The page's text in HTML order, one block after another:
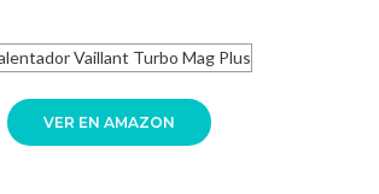
VER EN AMAZON